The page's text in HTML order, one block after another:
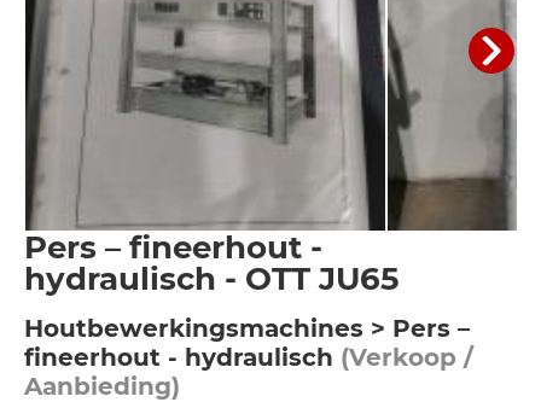
Pers – fineerhout -
hydraulisch - OTT JU65
Houtbewerkingsmachines > Pers –
fineerhout - hydraulisch (Verkoop /
Aanbieding)